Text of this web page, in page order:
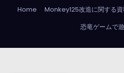
Home Monkey125改造に関する
恐竜ゲームで